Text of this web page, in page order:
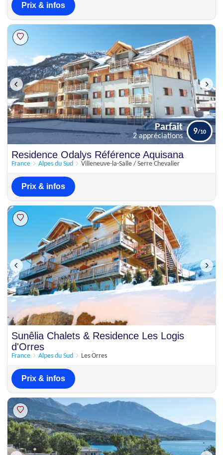
Prix & infos
Parfait
2 appréciations
Residence Odalys Référence Aquisana
France Alpes du Sud Villeneuve-la-Salle / Serre Chevalier
Parfait
2 appréciations
9
Prix & infos
Sunêlia Chalets & Residence Les Logis
d'Orres
France Alpes du Sud Les Orres
Prix & infos